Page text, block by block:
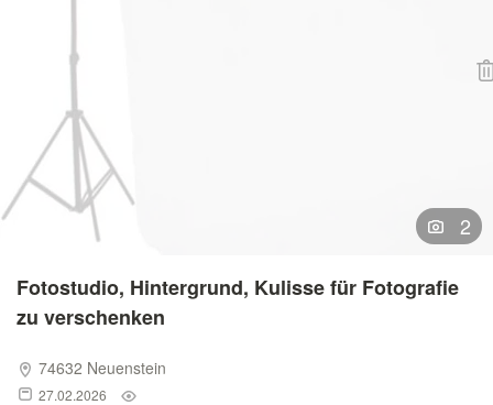
Anzeige aufgeben
2
Fotostudio, Hintergrund, Kulisse für Fotografie
zu verschenken
74632 Neuenstein
27.02.2026